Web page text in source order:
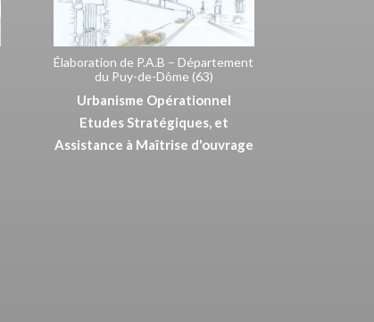
Élaboration de P.A.B – Département
du Puy-de-Dôme (63)
Urbanisme Opérationnel
Etudes Stratégiques, et
Assistance à Maîtrise d'ouvrage